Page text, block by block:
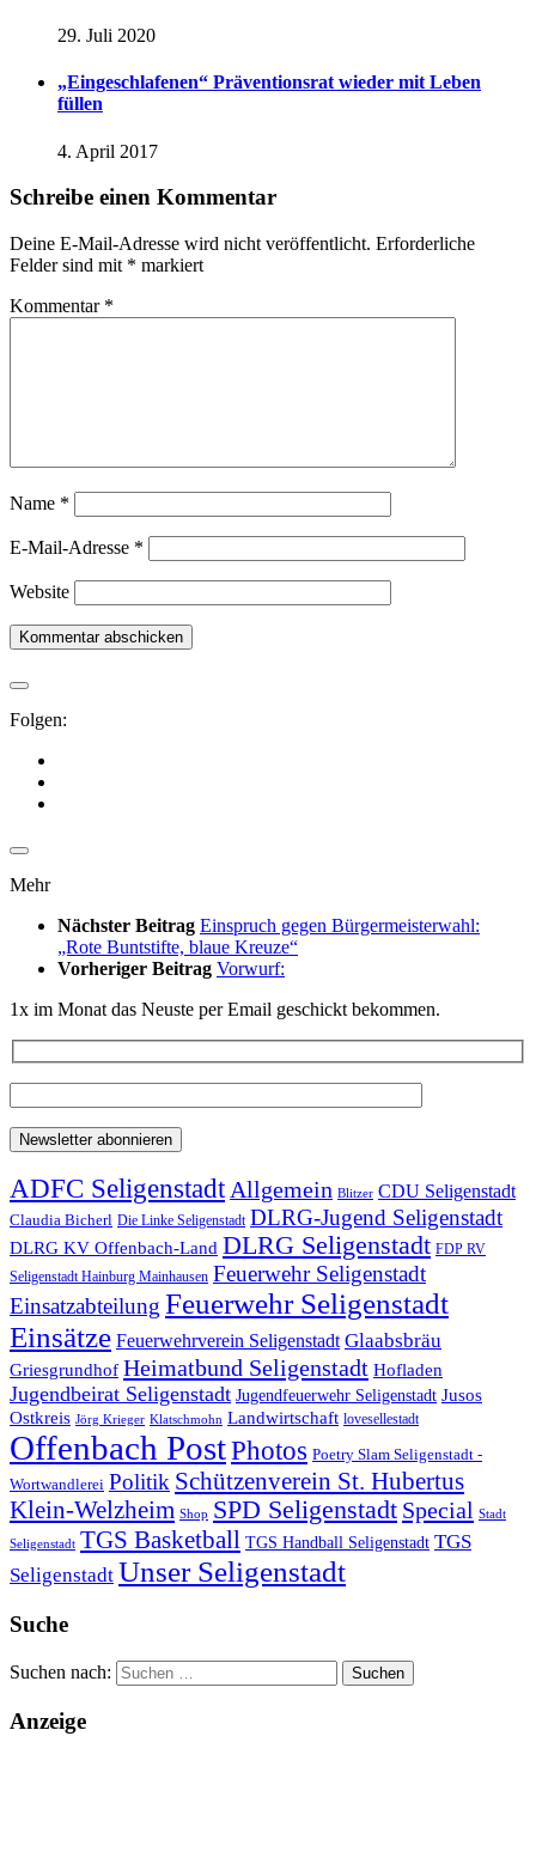
29. Juli 2020
„Eingeschlafenen“ Präventionsrat wieder mit Leben
füllen
4. April 2017
Schreibe einen Kommentar
Deine E-Mail-Adresse wird nicht veröffentlicht. Erforderliche
Felder sind mit * markiert
Kommentar *
Name *
E-Mail-Adresse *
Website
Folgen:
Mehr
Nächster Beitrag Einspruch gegen Bürgermeisterwahl:
„Rote Buntstifte, blaue Kreuze“
Vorheriger Beitrag Vorwurf:
1x im Monat das Neuste per Email geschickt bekommen.
ADFC SeligenstadtAllgemein Blitzer CDU Seligenstadt
Claudia Bicherl Die Linke Seligenstadt DLRG-Jugend Seligenstadt
DLRG KV Offenbach-Land DLRG Seligenstadt FDP RV
Seligenstadt Hainburg Mainhausen Feuerwehr Seligenstadt
Einsatzabteilung Feuerwehr Seligenstadt
Einsätze Feuerwehrverein Seligenstadt Glaabsbräu
Griesgrundhof Heimatbund Seligenstadt Hofladen
Jugendbeirat Seligenstadt Jugendfeuerwehr Seligenstadt Jusos
Ostkreis Jörg Krieger Klatschmohn Landwirtschaft lovesellestadt
Offenbach PostPhotos Poetry Slam Seligenstadt -
Wortwandlerei Politik Schützenverein St. Hubertus
Klein-Welzheim Shop SPD Seligenstadt Special Stadt
Seligenstadt TGS Basketball TGS Handball Seligenstadt TGS
Seligenstadt Unser Seligenstadt
Suche
Suchen nach:
Anzeige